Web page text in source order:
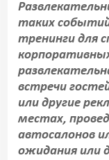
таких
тренинги для
встречи
или другие
местах,
автосалонов
ожидания или